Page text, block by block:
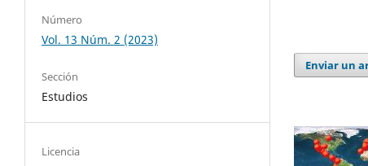
Número
Vol. 13 Núm. 2 (2023)
Sección
Estudios
Licencia
Enviar un